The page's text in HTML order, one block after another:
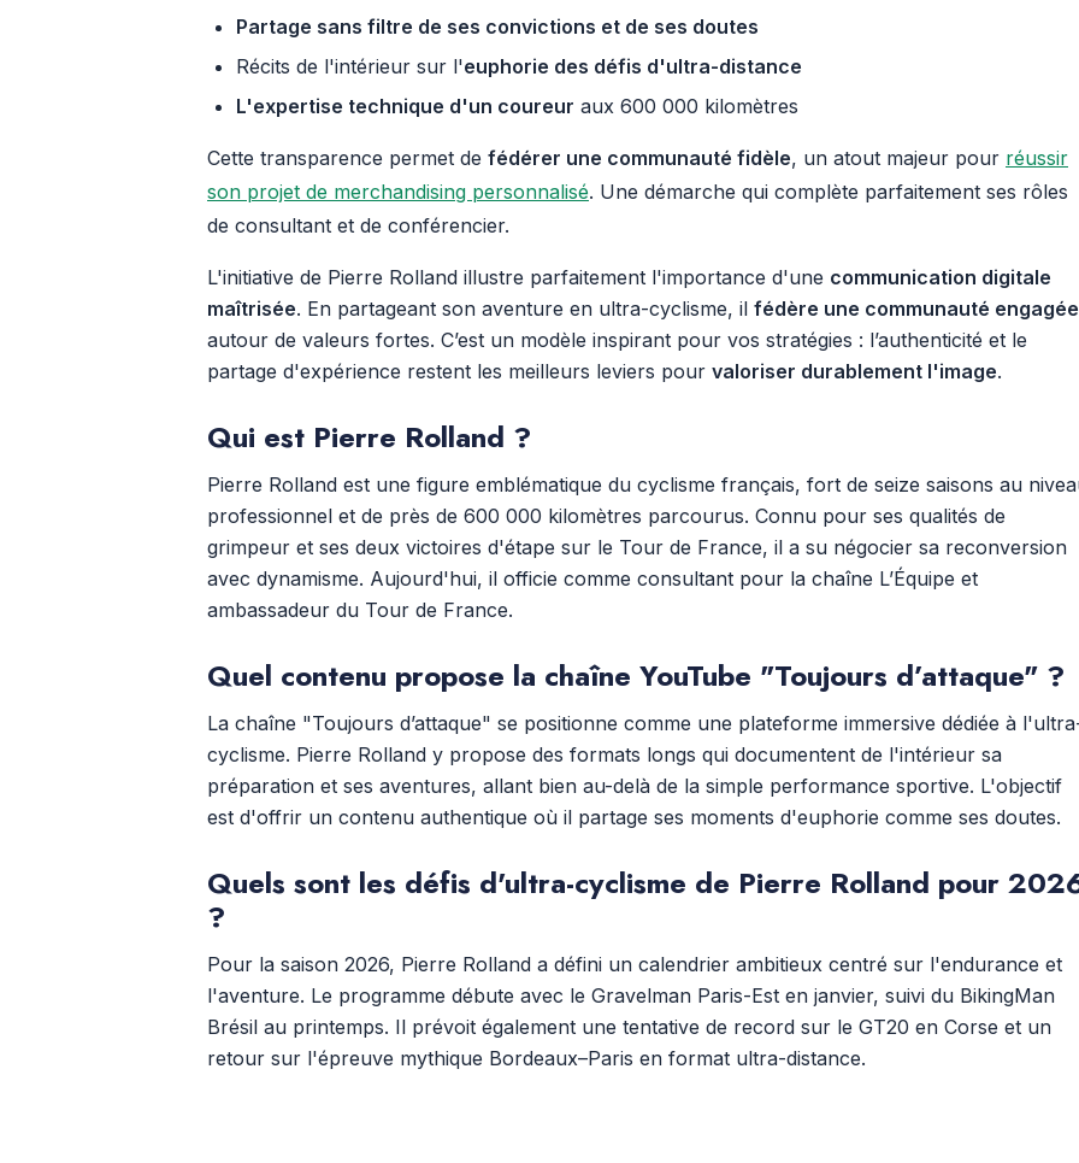
Partage sans filtre de ses convictions et de ses doutes
Récits de l'intérieur sur l'euphorie des défis d'ultra-distance
L'expertise technique d'un coureur aux 600 000 kilomètres
Cette transparence permet de fédérer une communauté fidèle, un atout majeur pour réussir
son projet de merchandising personnalisé. Une démarche qui complète parfaitement ses rôles
de consultant et de conférencier.
L'initiative de Pierre Rolland illustre parfaitement l'importance d'une communication digitale
maîtrisée. En partageant son aventure en ultra-cyclisme, il fédère une communauté engagée
autour de valeurs fortes. C’est un modèle inspirant pour vos stratégies : l’authenticité et le
partage d'expérience restent les meilleurs leviers pour valoriser durablement l'image.
Qui est Pierre Rolland ?
Pierre Rolland est une figure emblématique du cyclisme français, fort de seize saisons au
professionnel et de près de 600 000 kilomètres parcourus. Connu pour ses qualités de
grimpeur et ses deux victoires d'étape sur le Tour de France, il a su négocier sa reconversion
avec dynamisme. Aujourd'hui, il officie comme consultant pour la chaîne L’Équipe et
ambassadeur du Tour de France.
Quel contenu propose la chaîne YouTube "Toujours d’attaque" ?
La chaîne "Toujours d’attaque" se positionne comme une plateforme immersive dédiée à
cyclisme. Pierre Rolland y propose des formats longs qui documentent de l'intérieur sa
préparation et ses aventures, allant bien au-delà de la simple performance sportive. L'objectif
est d'offrir un contenu authentique où il partage ses moments d'euphorie comme ses doutes.
Quels sont les défis d'ultra-cyclisme de Pierre Rolland pour
?
Pour la saison 2026, Pierre Rolland a défini un calendrier ambitieux centré sur l'endurance et
l'aventure. Le programme débute avec le Gravelman Paris-Est en janvier, suivi du BikingMan
Brésil au printemps. Il prévoit également une tentative de record sur le GT20 en Corse et un
retour sur l'épreuve mythique Bordeaux–Paris en format ultra-distance.